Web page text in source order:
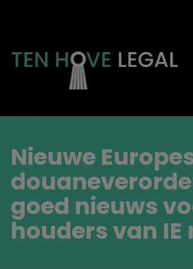
Nieuwe
goed nieuws
houders van IE